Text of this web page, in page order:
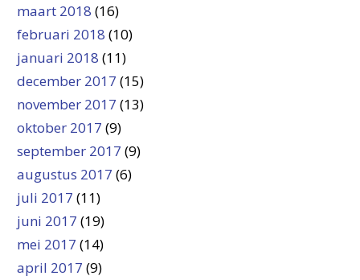
maart 2018 (16)
februari 2018 (10)
januari 2018 (11)
december 2017 (15)
november 2017 (13)
oktober 2017 (9)
september 2017 (9)
augustus 2017 (6)
juli 2017 (11)
juni 2017 (19)
mei 2017 (14)
april 2017 (9)